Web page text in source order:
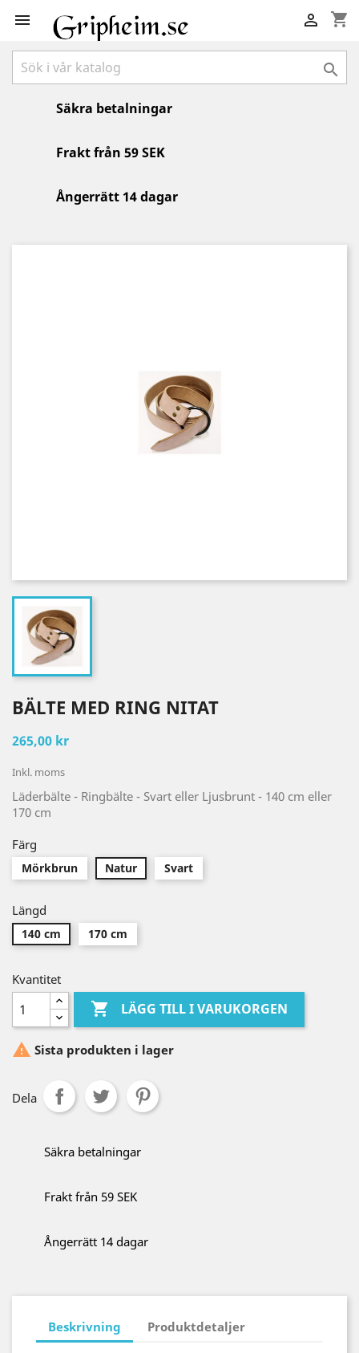
 shopping_cart


Säkra betalningar
Frakt från 59 SEK
Ångerrätt 14 dagar
BÄLTE MED RING NITAT
265,00 kr
Inkl. moms
Läderbälte - Ringbälte - Svart eller Ljusbrunt - 140 cm eller
170 cm
Färg
Mörkbrun Natur Svart
Längd
140 cm 170 cm
Kvantitet
 LÄGG TILL I VARUKORGEN
 Sista produkten i lager
Dela
Säkra betalningar
Frakt från 59 SEK
Ångerrätt 14 dagar
Beskrivning Produktdetaljer